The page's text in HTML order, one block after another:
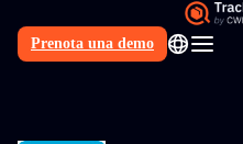
Prenota una demo
IT